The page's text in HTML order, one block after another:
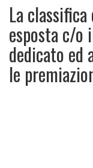
La
esposta c/
dedicato ed
le